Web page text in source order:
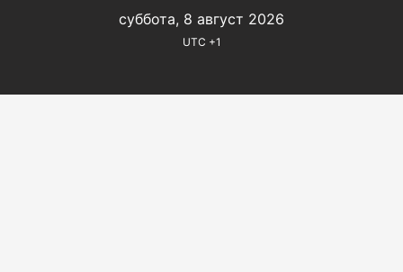
суббота, 8 август 2026
UTC +1